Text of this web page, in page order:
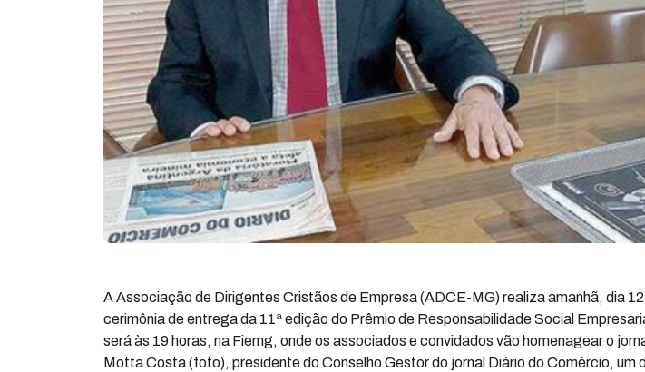
A Associação de Dirigentes Cristãos de Empresa (ADCE-MG) realiza amanhã, dia
cerimônia de entrega da 11ª edição do Prêmio de Responsabilidade Social
será às 19 horas, na Fiemg, onde os associados e convidados vão homenagear o
Motta Costa (foto), presidente do Conselho Gestor do jornal Diário do Comércio, um